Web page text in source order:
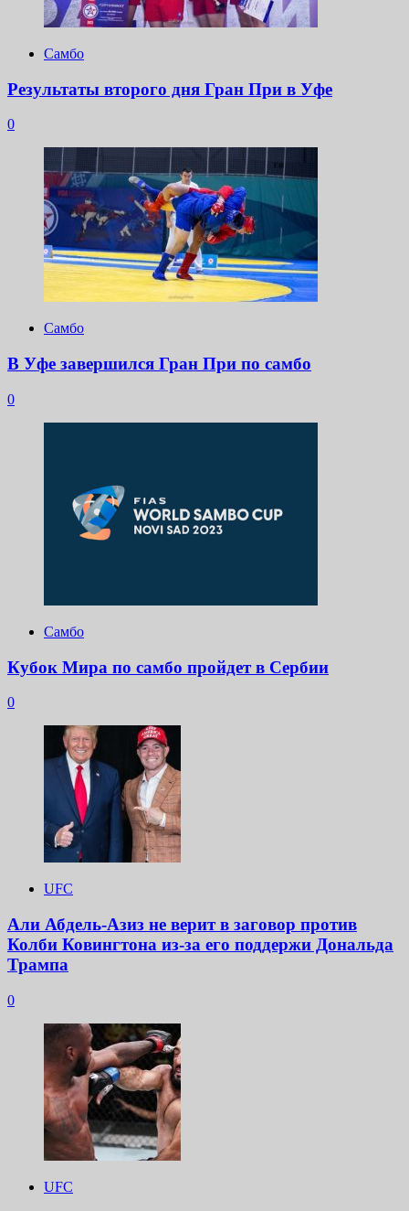
Самбо
Результаты второго дня Гран При в Уфе
0
Самбо
В Уфе завершился Гран При по самбо
0
Самбо
Кубок Мира по самбо пройдет в Сербии
0
UFC
Али Абдель-Азиз не верит в заговор против
Колби Ковингтона из-за его поддержи Дональда
Трампа
0
UFC